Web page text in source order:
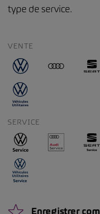
type de service.
VENTE
SERVICE
Enregistrer